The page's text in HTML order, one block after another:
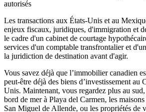
autorisés
Les transactions aux États-Unis et au
enjeux fiscaux, juridiques, d'immigration et
le cadre d'un cabinet de courtage
services d'un comptable transfrontalier et
la juridiction de destination avant d'agir.
Vous savez déjà que l’immobilier canadien
peut-être déjà des biens d’investissement au
Unis. Maintenant, vous regardez plus au
bord de mer à Playa del Carmen, les
San Miguel de Allende, ou les propriétés de